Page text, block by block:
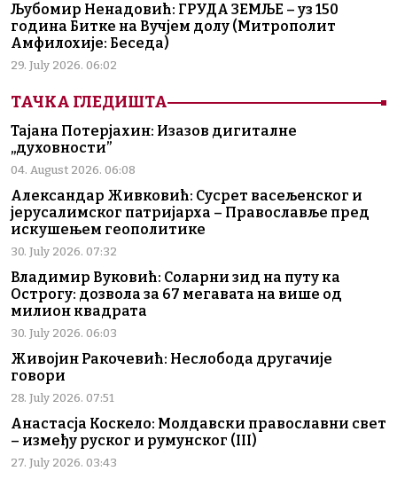
Љубомир Ненадовић: ГРУДА ЗЕМЉЕ – уз 150
година Битке на Вучјем долу (Митрополит
Амфилохије: Беседа)
29. July 2026. 06:02
ТАЧКА ГЛЕДИШТА
Тајана Потерјахин: Изазов дигиталне
„духовности”
04. August 2026. 06:08
Александар Живковић: Сусрет васељенског и
јерусалимског патријарха – Православље пред
искушењем геополитике
30. July 2026. 07:32
Владимир Вуковић: Соларни зид на путу ка
Острогу: дозвола за 67 мегавата на више од
милион квадрата
30. July 2026. 06:03
Живојин Ракочевић: Неслобода другачије
говори
28. July 2026. 07:51
Анастасја Коскело: Молдавски православни свет
– између руског и румунског (III)
27. July 2026. 03:43